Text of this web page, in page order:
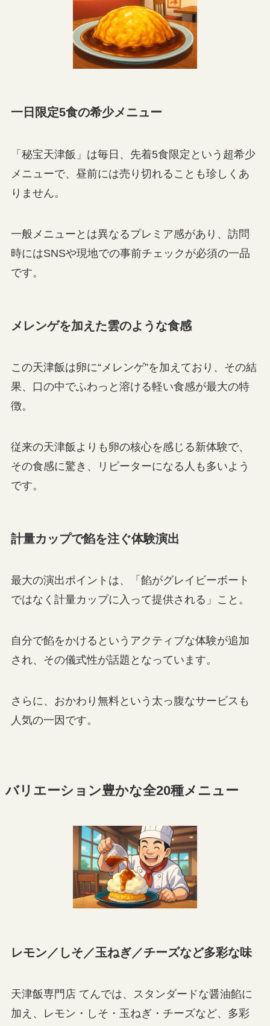
一日限定5食の希少メニュー
「秘宝天津飯」は毎日、先着5食限定という超希少
メニューで、昼前には売り切れることも珍しくあ
りません。
一般メニューとは異なるプレミア感があり、訪問
時にはSNSや現地での事前チェックが必須の一品
です。
メレンゲを加えた雲のような食感
この天津飯は卵に“メレンゲ”を加えており、その結
果、口の中でふわっと溶ける軽い食感が最大の特
徴。
従来の天津飯よりも卵の核心を感じる新体験で、
その食感に驚き、リピーターになる人も多いよう
です。
計量カップで餡を注ぐ体験演出
最大の演出ポイントは、「餡がグレイビーボート
ではなく計量カップに入って提供される」こと。
自分で餡をかけるというアクティブな体験が追加
され、その儀式性が話題となっています。
さらに、おかわり無料という太っ腹なサービスも
人気の一因です。
バリエーション豊かな全20種メニュー
レモン／しそ／玉ねぎ／チーズなど多彩な味
天津飯専門店 てんでは、スタンダードな醤油餡に
加え、レモン・しそ・玉ねぎ・チーズなど、多彩